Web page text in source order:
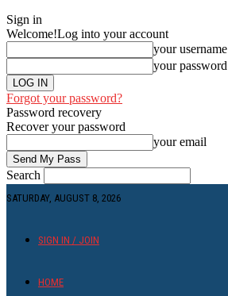
Sign in
Welcome!Log into your account
your username
your password
Forgot your password?
Password recovery
Recover your password
your email
Search
SATURDAY, AUGUST 8, 2026
SIGN IN / JOIN
HOME